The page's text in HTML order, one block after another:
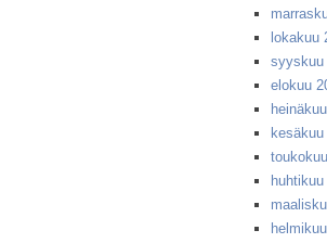
lokakuu
syyskuu
elokuu
kesäkuu
huhtikuu